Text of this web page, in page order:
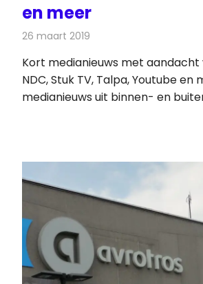
en meer
26 maart 2019
Kort medianieuws met aandacht
NDC, Stuk TV, Talpa, Youtube en
medianieuws uit binnen- en